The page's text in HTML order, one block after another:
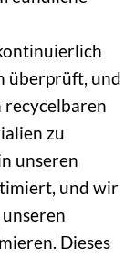
überprüft, und
recycelbaren
zu
unseren
und wir
Dieses